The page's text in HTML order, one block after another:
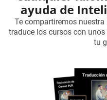
ayuda de
Te compartiremos
traduce los cursos con
tu